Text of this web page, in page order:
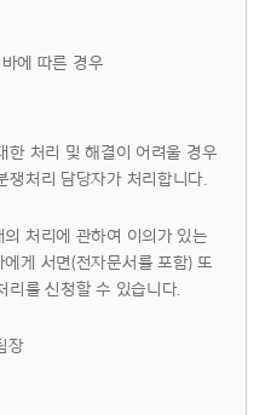
에 따른 경우
처리 및 해결이 어려울 경우
쟁처리 담당자가 처리합니다.
처리에 관하여 이의가 있는
게 서면(전자문서를 포함) 또
리를 신청할 수 있습니다.
장